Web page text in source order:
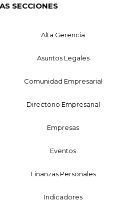
SECCIONES
Alta Gerencia
Asuntos Legales
Comunidad Empresarial
Directorio Empresarial
Empresas
Eventos
Finanzas Personales
Indicadores